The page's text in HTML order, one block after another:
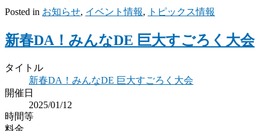
Posted in お知らせ, イベント情報, トピックス情報
新春DA！みんなDE 巨大すごろく大会
タイトル
新春DA！みんなDE 巨大すごろく大会
開催日
2025/01/12
時間等
料金